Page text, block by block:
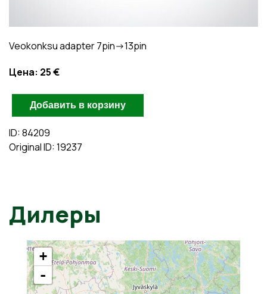
Veokonksu adapter 7pin->13pin
Цена: 25 €
ID: 84209
Original ID: 19237
Дилеры
+
-